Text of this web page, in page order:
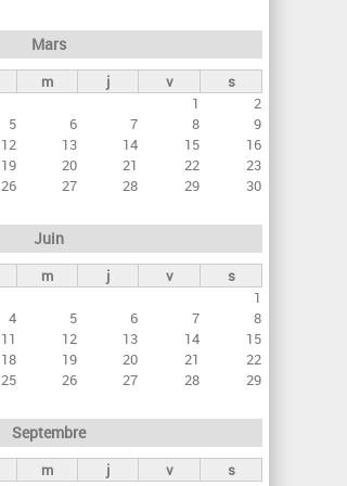
Mars
m j v
s
1
2
5 6 7 8
9
12 13 14 15
16
19 20 21 22
23
26 27 28 29
30
Juin
m j v
s
1
4 5 6 7
8
11 12 13 14
15
18 19 20 21
22
25 26 27 28
29
Septembre
m j v
s